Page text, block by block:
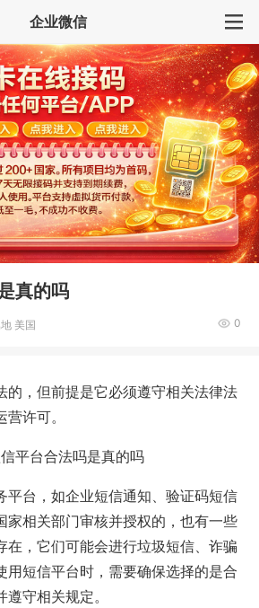
企业微信
真的吗
美国 0
的，但前提是它必须遵守相关法律法
许可。
平台，如企业短信通知、验证码短信
家相关部门审核并授权的，也有一些
在，它们可能会进行垃圾短信、诈骗
用短信平台时，需要确保选择的是合
守相关规定。